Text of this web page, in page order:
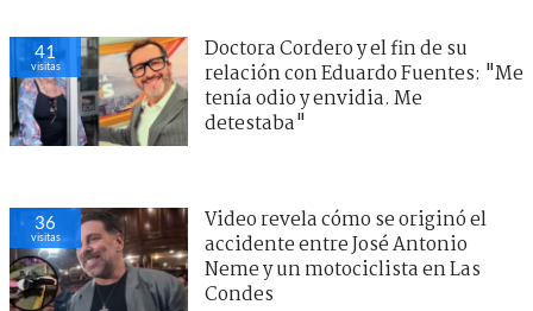
41
visitas
Doctora Cordero y el fin de su
relación con Eduardo Fuentes: "Me
tenía odio y envidia. Me
detestaba"
36
visitas
Video revela cómo se originó el
accidente entre José Antonio
Neme y un motociclista en Las
Condes